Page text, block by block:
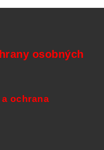
osobných
ochrana